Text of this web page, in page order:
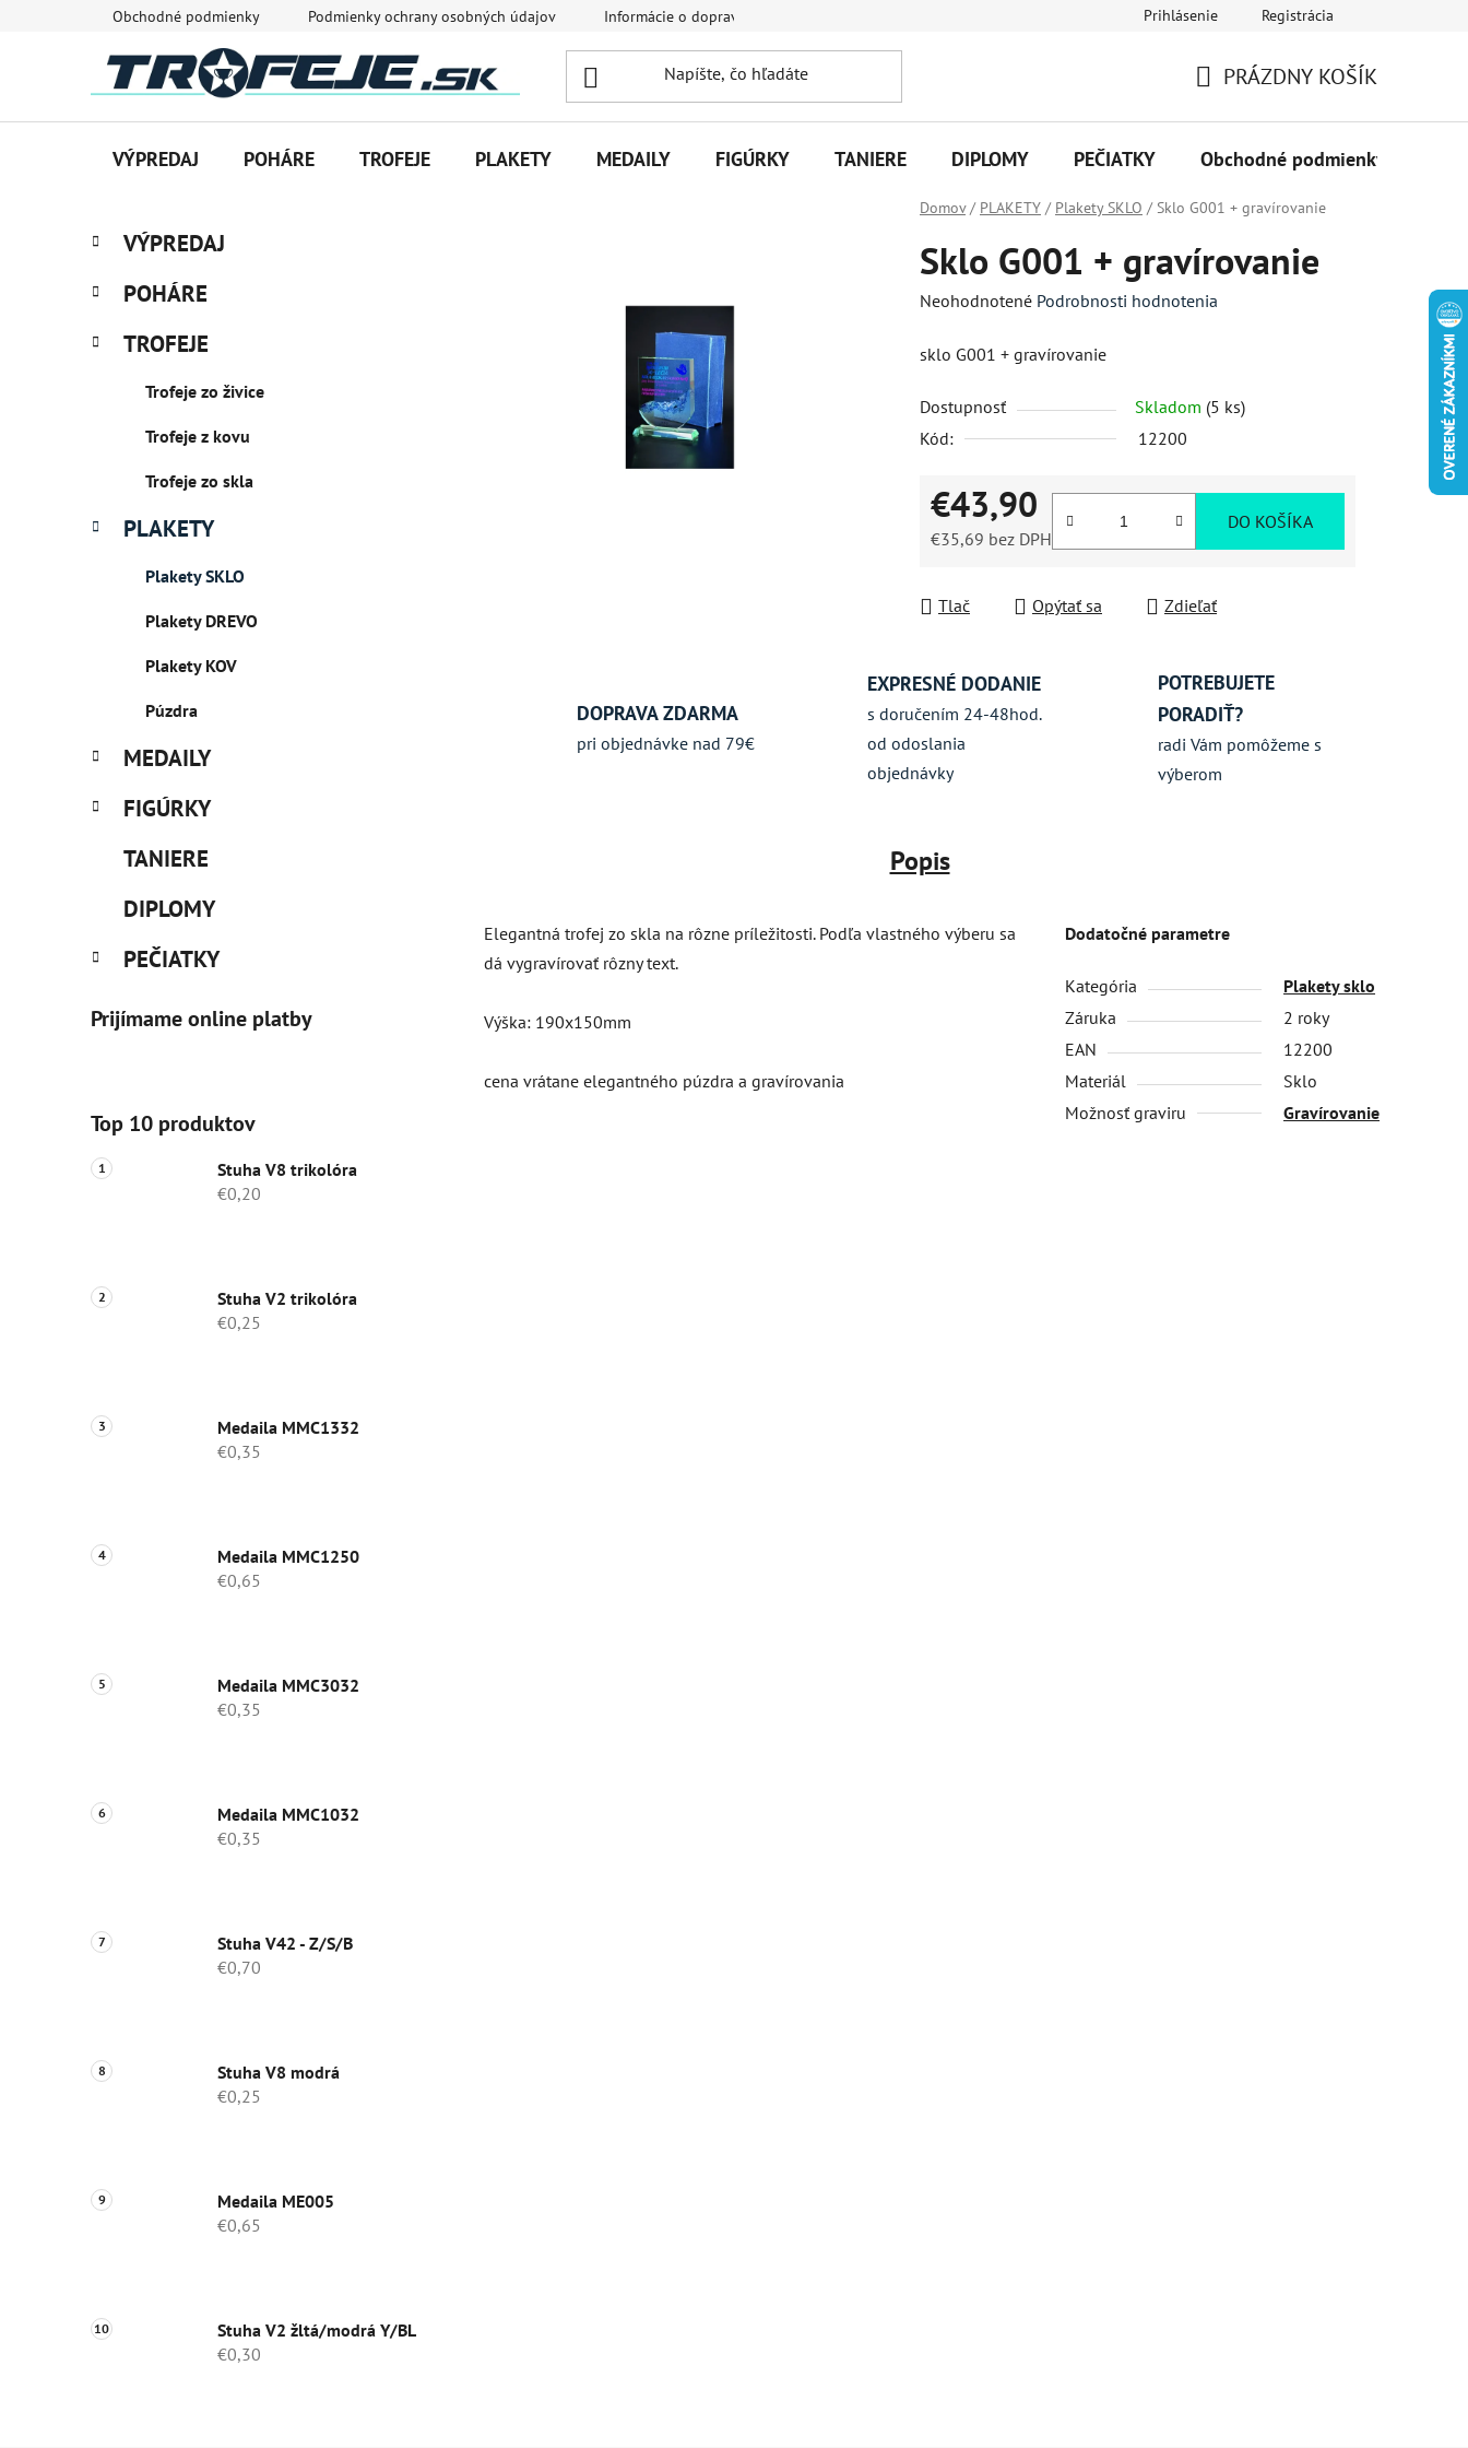
Obchodné podmienky Podmienky ochrany osobných údajov Informácie o doprave Prihlásenie Registrácia
KOŠÍK
PRÁZDNY KOŠÍK
VÝPREDAJ POHÁRE TROFEJE PLAKETY MEDAILY FIGÚRKY TANIERE DIPLOMY PEČIATKY Obchodné podmienky
Domov / PLAKETY / Plakety SKLO / Sklo G001 + gravírovanie
B
č
ý
Preskočiť
kategórie
K
a
e
ó
VÝPREDAJ
POHÁRE
TROFEJE
Trofeje zo živice
Trofeje z kovu
Trofeje zo skla
PLAKETY
Plakety SKLO
Plakety DREVO
Plakety KOV
Púzdra
MEDAILY
FIGÚRKY
TANIERE
DIPLOMY
PEČIATKY
Prijímame online platby
Top 10 produktov
Stuha V8 trikolóra
€0,20
Stuha V2 trikolóra
€0,25
Medaila MMC1332
€0,35
Medaila MMC1250
€0,65
Medaila MMC3032
€0,35
Medaila MMC1032
€0,35
Stuha V42 - Z/S/B
€0,70
Stuha V8 modrá
€0,25
Medaila ME005
€0,65
Stuha V2 žltá/modrá Y/BL
€0,30
Sklo G001 + gravírovanie
Priemerné
produktu
0,0
z
hviezdičiek.
Neohodnotené Podrobnosti hodnotenia
sklo G001 + gravírovanie
Dostupnosť Skladom (5 ks)
Kód:
12200
€43,90
€35,69 bez DPH
DO KOŠÍKA
Tlač Opýtať sa Zdieľať
DOPRAVA ZDARMA
pri objednávke nad 79€
EXPRESNÉ DODANIE
s doručením 24-48hod.
od odoslania
objednávky
POTREBUJETE
PORADIŤ?
radi Vám pomôžeme s
výberom
Popis
Elegantná trofej zo skla na rôzne príležitosti. Podľa vlastného výberu sa
dá vygravírovať rôzny text.
Výška: 190x150mm
cena vrátane elegantného púzdra a gravírovania
Dodatočné parametre
Kategória
Plakety sklo
Záruka
2 roky
EAN
12200
Materiál
Sklo
Možnosť graviru
Gravírovanie